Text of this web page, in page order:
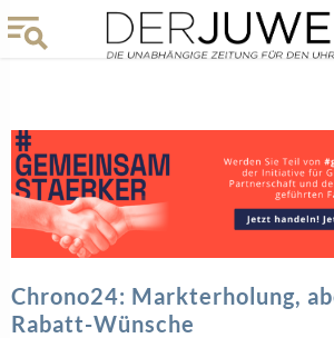
Chrono24: Markterholung,
Rabatt-Wünsche